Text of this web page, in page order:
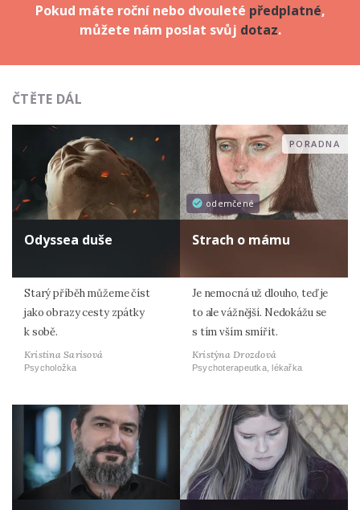
Pokud máte roční nebo dvouleté předplatné,
můžete nám poslat svůj dotaz.
ČTĚTE DÁL
Odyssea duše
Starý příběh můžeme číst
jako obrazy cesty zpátky
k sobě.
Kristina Sarisová
Psycholožka
odemčené
PORADNA
Strach o mámu
Je nemocná už dlouho, teď je
to ale vážnější. Nedokážu se
s tím vším smířit.
Kristýna Drozdová
Psychoterapeutka, lékařka